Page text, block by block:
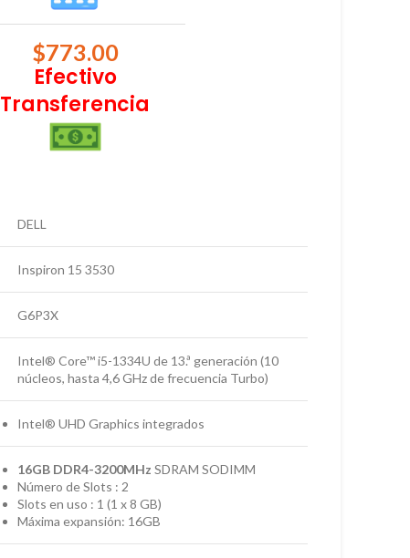
$773.00
Efectivo
Transferencia
DELL
Inspiron 15 3530
G6P3X
Intel® Core™ i5-1334U de 13.ª generación (10
núcleos, hasta 4,6 GHz de frecuencia Turbo)
Intel® UHD Graphics integrados
16GB DDR4-3200MHz SDRAM SODIMM
Número de Slots : 2
Slots en uso : 1 (1 x 8 GB)
Máxima expansión: 16GB